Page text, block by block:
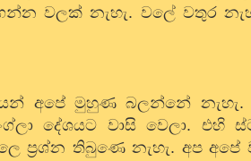
වලක් නැහැ. වලේ වතුර
අපේ මුහුණ බලන්නේ නැහැ.
දේශයට වාසි වෙලා. එහි
ප්‍රශ්න තිබුණෙ නැහැ. අප